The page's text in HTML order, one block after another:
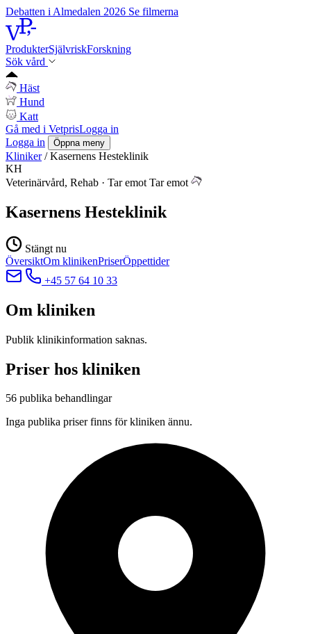
Debatten i Almedalen 2026 Se filmerna
ProdukterSjälvriskForskning
Sök vård
Häst
Hund
Katt
Gå med i VetprisLogga in
Logga in
Öppna meny
Kliniker / Kasernens Hesteklinik
KH
Veterinärvård, Rehab · Tar emot Tar emot
Kasernens Hesteklinik
Stängt nu
ÖversiktOm klinikenPriserÖppettider
+45 57 64 10 33
Om kliniken
Publik klinikinformation saknas.
Priser hos kliniken
56 publika behandlingar
Inga publika priser finns för kliniken ännu.